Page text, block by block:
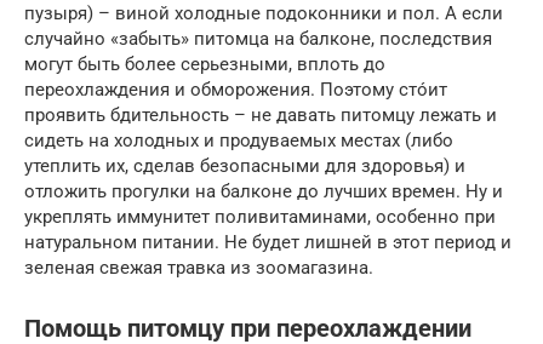
пузыря) – виной холодные подоконники и пол. А если
случайно «забыть» питомца на балконе, последствия
могут быть более серьезными, вплоть до
переохлаждения и обморожения. Поэтому стóит
проявить бдительность – не давать питомцу лежать и
сидеть на холодных и продуваемых местах (либо
утеплить их, сделав безопасными для здоровья) и
отложить прогулки на балконе до лучших времен. Ну и
укреплять иммунитет поливитаминами, особенно при
натуральном питании. Не будет лишней в этот период и
зеленая свежая травка из зоомагазина.
Помощь питомцу при переохлаждении